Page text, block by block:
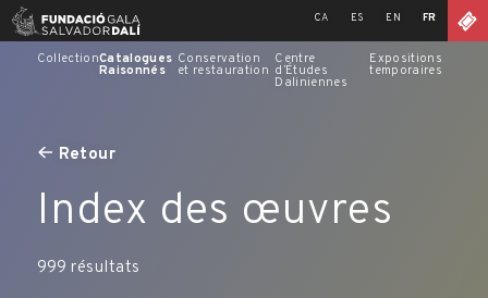
Skip
CA ES EN FR
CollectionCatalogues
Raisonnés
Conservation
et restauration
Centre
d’Études
Daliniennes
Expositions
temporaires
Retour
Index des œuvres
999 résultats